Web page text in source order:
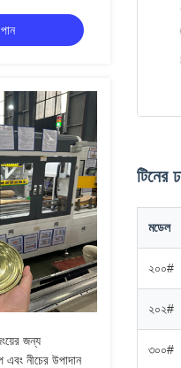
জন্য
এবং নীচের উপাদান
টিনের
মডেল
২০০#
২০২#
৩০০#